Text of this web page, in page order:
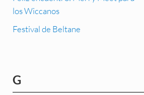
los Wiccanos
Festival de Beltane
G